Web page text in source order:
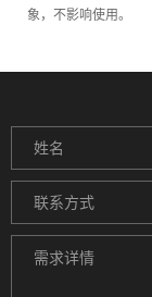
象，不影响使用。